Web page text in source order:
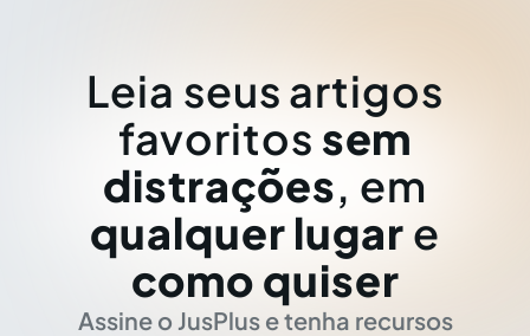
Leia seus artigos
favoritos sem
distrações, em
qualquer lugar e
como quiser
Assine o JusPlus e tenha recursos